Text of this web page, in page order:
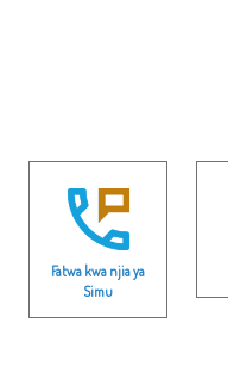
Fatwa kwa njia ya
Simu